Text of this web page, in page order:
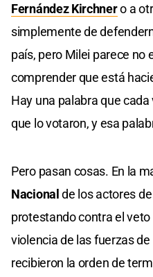
Fernández Kirchnero a
simplemente de
país, pero Milei parece no
comprender que está
Hay una palabra que
que lo votaron, y esa
Pero pasan cosas. En la
Nacionalde los actores
protestando contra el
violencia de las fuerzas
recibieron la orden de